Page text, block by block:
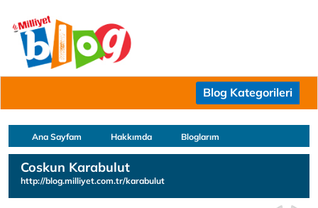
Blog Kategorileri
Ana Sayfam Hakkımda Bloglarım
Coskun Karabulut
http://blog.milliyet.com.tr/karabulut